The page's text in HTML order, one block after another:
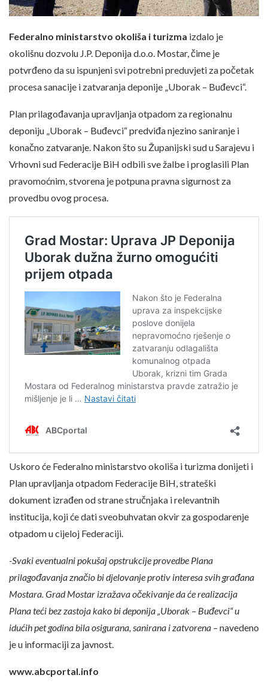
Federalno ministarstvo okoliša i turizma izdalo je
okolišnu dozvolu J.P. Deponija d.o.o. Mostar, čime je
potvrđeno da su ispunjeni svi potrebni preduvjeti za početak
procesa sanacije i zatvaranja deponije „Uborak – Buđevci“.
Plan prilagođavanja upravljanja otpadom za regionalnu
deponiju „Uborak – Buđevci“ predviđa njezino saniranje i
konačno zatvaranje. Nakon što su Županijski sud u Sarajevu i
Vrhovni sud Federacije BiH odbili sve žalbe i proglasili Plan
pravomoćnim, stvorena je potpuna pravna sigurnost za
provedbu ovog procesa.
Uskoro će Federalno ministarstvo okoliša i turizma donijeti i
Plan upravljanja otpadom Federacije BiH, strateški
dokument izrađen od strane stručnjaka i relevantnih
institucija, koji će dati sveobuhvatan okvir za gospodarenje
otpadom u cijeloj Federaciji.
-Svaki eventualni pokušaj opstrukcije provedbe Plana
prilagođavanja značio bi djelovanje protiv interesa svih građana
Mostara. Grad Mostar izražava očekivanje da će realizacija
Plana teći bez zastoja kako bi deponija „Uborak – Buđevci“ u
idućih pet godina bila osigurana, sanirana i zatvorena –navedeno
je u informaciji za javnost.
www.abcportal.info